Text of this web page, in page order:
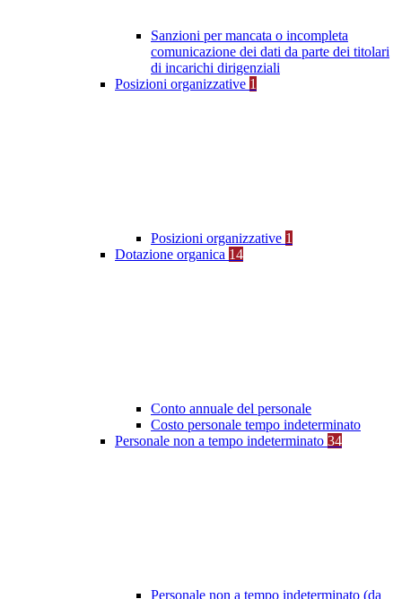
Sanzioni per mancata o incompleta
comunicazione dei dati da parte dei titolari
di incarichi dirigenziali
Posizioni organizzative 1
Posizioni organizzative 1
Dotazione organica 14
Conto annuale del personale
Costo personale tempo indeterminato
Personale non a tempo indeterminato 34
Personale non a tempo indeterminato (da